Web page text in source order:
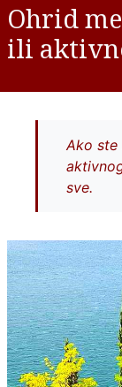
Ohrid
ili
Ako ste
sve.